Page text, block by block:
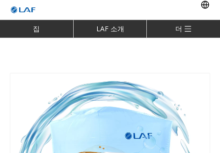
집 LAF 소개 더